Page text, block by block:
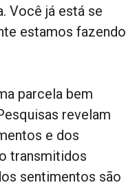
Você já está se
estamos fazendo
parcela bem
revelam
e dos
transmitidos
sentimentos são